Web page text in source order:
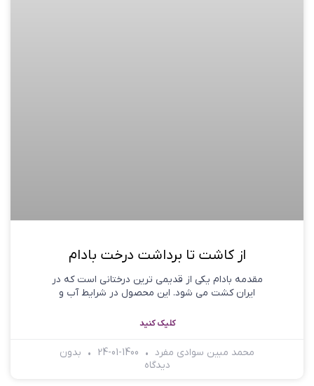
از کاشت تا برداشت درخت بادام
مقدمه بادام یکی از قدیمی ترین درختانی است که در
ایران کشت می ­شود. این محصول در شرایط آب و
کلیک کنید
محمد مبین سوادی مفرد
بدون
دیدگاه